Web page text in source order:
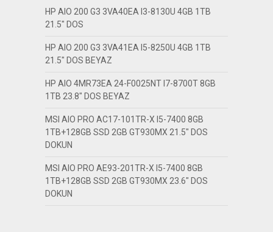
HP AIO 200 G3 3VA40EA I3-8130U 4GB 1TB
21.5″ DOS
HP AIO 200 G3 3VA41EA I5-8250U 4GB 1TB
21.5″ DOS BEYAZ
HP AIO 4MR73EA 24-F0025NT I7-8700T 8GB
1TB 23.8″ DOS BEYAZ
MSI AIO PRO AC17-101TR-X I5-7400 8GB
1TB+128GB SSD 2GB GT930MX 21.5″ DOS
DOKUN
MSI AIO PRO AE93-201TR-X I5-7400 8GB
1TB+128GB SSD 2GB GT930MX 23.6″ DOS
DOKUN